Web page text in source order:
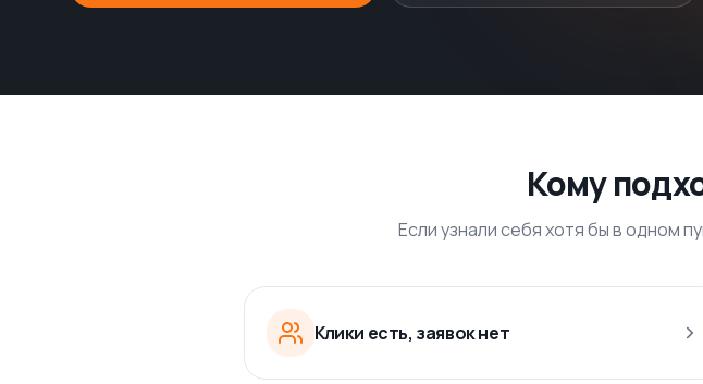
Кому
Если узнали себя хотя бы в одном
Клики есть, заявок нет